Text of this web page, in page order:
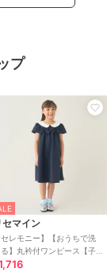
プ
セマイン
セレモニー】【おうちで洗
る】丸衿付ワンピース【子
】【キッズ】【女の子】